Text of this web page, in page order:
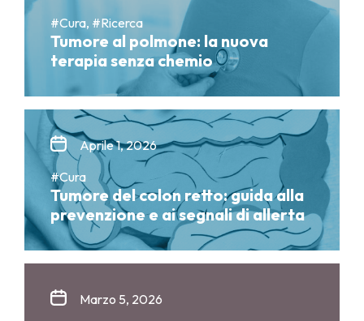
#Cura, #Ricerca
Tumore al polmone: la nuova
terapia senza chemio
Aprile 1, 2026
#Cura
Tumore del colon retto: guida alla
prevenzione e ai segnali di allerta
Marzo 5, 2026